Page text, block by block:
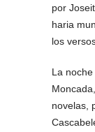
por
haria
los
La
novelas,